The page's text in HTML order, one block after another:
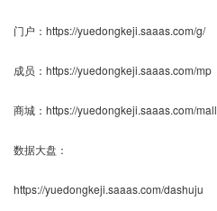
门户： https://yuedongkeji.saaas.com/g/
成员： https://yuedongkeji.saaas.com/mp
商城： https://yuedongkeji.saaas.com/mall
数据大盘：
https://yuedongkeji.saaas.com/dashuju